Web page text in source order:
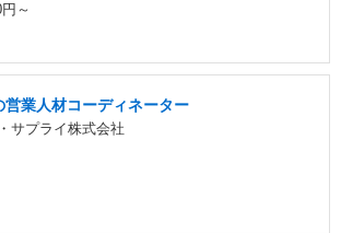
～
営業人材コーディネーター
サプライ株式会社